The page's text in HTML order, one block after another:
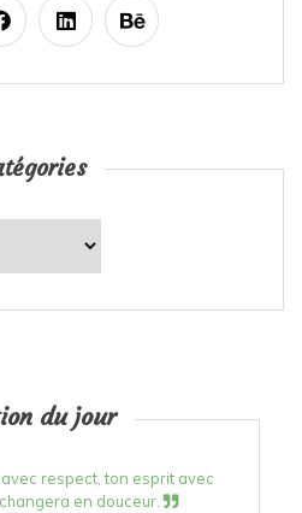
du jour
respect, ton esprit avec
en douceur.